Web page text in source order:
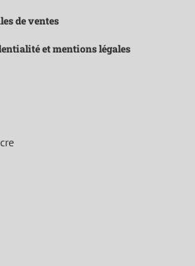
de ventes
et mentions légales